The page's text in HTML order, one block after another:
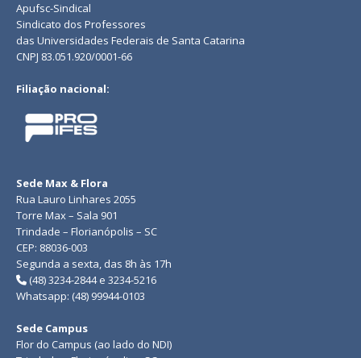
Apufsc-Sindical
Sindicato dos Professores
das Universidades Federais de Santa Catarina
CNPJ 83.051.920/0001-66
Filiação nacional:
Sede Max & Flora
Rua Lauro Linhares 2055
Torre Max – Sala 901
Trindade – Florianópolis – SC
CEP: 88036-003
Segunda a sexta, das 8h às 17h
(48) 3234-2844 e 3234-5216
Whatsapp: (48) 99944-0103
Sede Campus
Flor do Campus (ao lado do NDI)